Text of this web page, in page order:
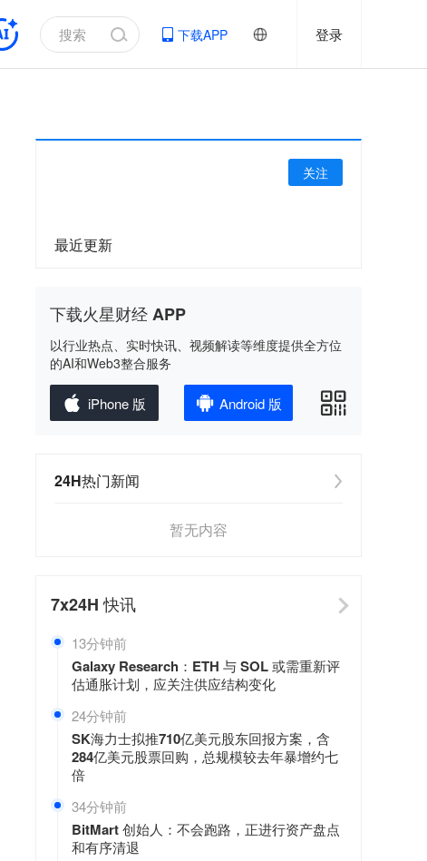
下载APP 登录
关注
最近更新
下载火星财经 APP
以行业热点、实时快讯、视频解读等维度提供全方位
的AI和Web3整合服务
iPhone 版 Android 版
24H热门新闻
暂无内容
7x24H快讯
13分钟前
Galaxy Research：ETH 与 SOL 或需重新评
估通胀计划，应关注供应结构变化
24分钟前
SK海力士拟推710亿美元股东回报方案，含
284亿美元股票回购，总规模较去年暴增约七
倍
34分钟前
BitMart 创始人：不会跑路，正进行资产盘点
和有序清退